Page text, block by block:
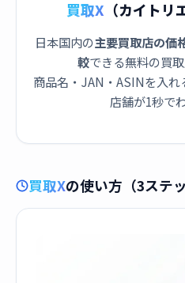
買取X （カイトリ
日本国内の主要買取店の価
較できる無料の買取
商品名・JAN・ASINを入れ
店舗が1秒で
買取Xの使い方（3ステッ